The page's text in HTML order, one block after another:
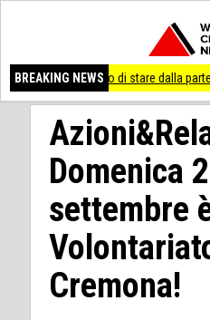
BREAKING NEWS
di stare dalla parte degli ultimi
Domenica
settembre
Cremona!